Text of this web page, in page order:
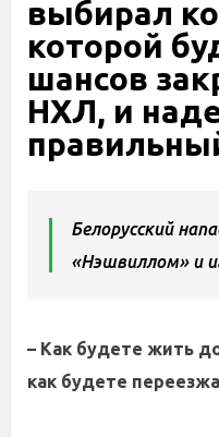
выбирал
которой
шансов
НХЛ, и
Белорусский
«Нэшвиллом» и
– Как будете жить
как будете